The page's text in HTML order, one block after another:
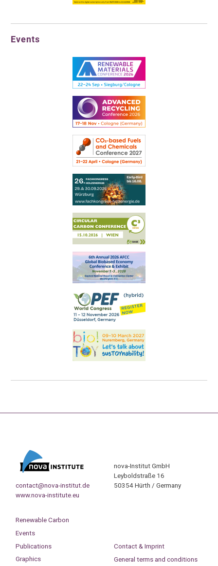
Events
contact@nova-institut.de
www.nova-institute.eu
nova-Institut GmbH
Leyboldstraße 16
50354 Hürth / Germany
Renewable Carbon
Events
Publications
Graphics
Contact & Imprint
General terms and conditions